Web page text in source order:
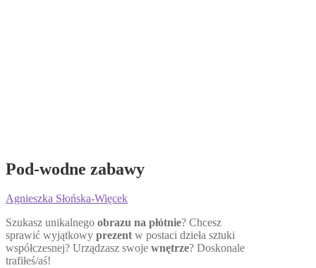
Pod-wodne zabawy
Agnieszka Słońska-Więcek
Szukasz unikalnego obrazu na płótnie? Chcesz
sprawić wyjątkowy prezentw postaci dzieła sztuki
współczesnej? Urządzasz swoje wnętrze? Doskonale
trafiłeś/aś!